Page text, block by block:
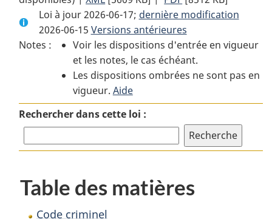
:
Code
criminel
complet
:
Code
criminel
complet
:
Code
criminel
Loi à jour 2026-06-17; dernière modification
2026-06-15 Versions antérieures
Notes :
Voir les dispositions d'entrée en vigueur
et les notes, le cas échéant.
Les dispositions ombrées ne sont pas en
vigueur. Aide
Rechercher dans cette loi :
Table des matières
Code criminel